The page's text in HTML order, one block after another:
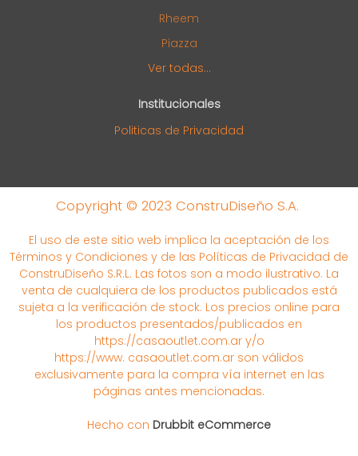
Rheem
Piazza
Ver todas...
Institucionales
Politicas de Privacidad
Copyright © 2023 ConstruDiseño S.A.
El uso de este sitio web implica la aceptación de los
Términos y Condiciones y de las Políticas de Privacidad de
ConstruDiseño S.R.L. Las fotos son a modo ilustrativo. La
venta de cualquiera de los productos publicados está
sujeta a la verificación de stock. Los precios online para
los productos presentados/publicados en
https://casaoutlet.com.ar y/o
https://www. casaoutlet.com.ar son válidos
exclusivamente para la compra vía internet en las
páginas antes mencionadas.
Hecho con Drubbit eCommerce